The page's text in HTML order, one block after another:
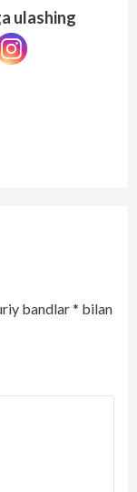
ulashing
bandlar* bilan